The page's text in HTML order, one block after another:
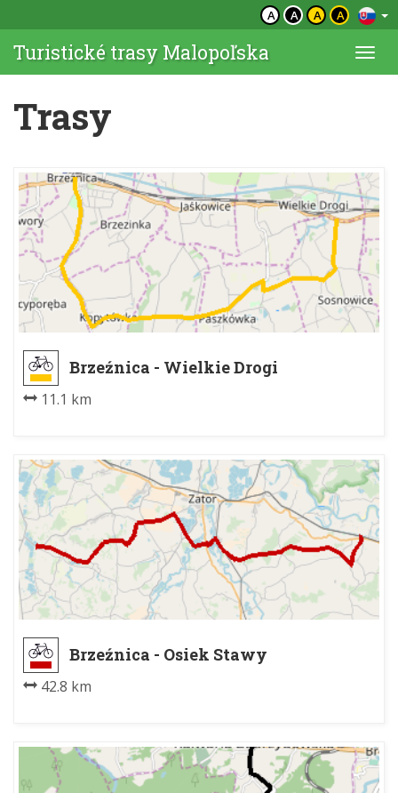
A A A A
Turistické trasy Malopoľska
Trasy
Brzeźnica - Wielkie Drogi
11.1 km
Brzeźnica - Osiek Stawy
42.8 km